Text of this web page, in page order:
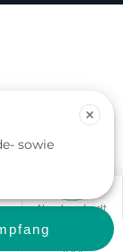
Nordenstadt
physio.de